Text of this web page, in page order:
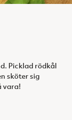
Picklad rödkål
sköter sig
vara!